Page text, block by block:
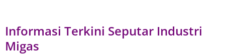
Informasi Terkini Seputar Industri
Migas